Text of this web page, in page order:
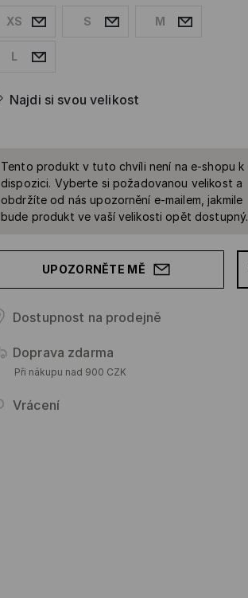
XS S M
L
Najdi si svou velikost
Tento produkt v tuto chvíli není na e-shopu k
dispozici. Vyberte si požadovanou velikost a
obdržíte od nás upozornění e-mailem, jakmile
bude produkt ve vaší velikosti opět dostupný.
UPOZORNĚTE MĚ
Dostupnost na prodejně
Doprava zdarma
Při nákupu nad 900 CZK
Vrácení